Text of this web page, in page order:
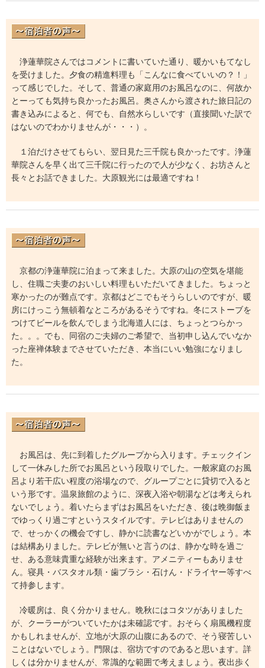
浄蓮華院さんではコメントに書いていた通り、暖かいもてなし
を受けました。夕食の精進料理も「こんなに食べていいの？！」
って感じでした。そして、普通の家庭用のお風呂なのに、何故か
とーっても気持ち良かったお風呂。奥さんから渡された旅日記の
書き込みによると、何でも、自然水らしいです（直接聞いた訳で
はないのでわかりませんが・・・）。
１泊だけさせてもらい、翌日見た三千院も良かったです。浄蓮
華院さんを早く出て三千院に行ったので人が少なく、お坊さんと
長々とお話できました。大原観光には最適ですね！
京都の浄蓮華院に泊まって来ました。大原の山の空気を堪能
し、住職ご夫妻のおいしい料理もいただいてきました。ちょっと
寒かったのが難点です。京都はどこでもそうらしいのですが、暖
房にけっこう無頓着なところがあるそうですね。冬にストーブを
つけてビールを飲んでしまう北海道人には、ちょっとつらかっ
た。。。でも、同宿のご夫婦のご希望で、当初申し込んでいなか
った座禅体験までさせていただき、本当にいい勉強になりまし
た。
お風呂は、先に到着したグループから入ります。チェックイン
して一休みした所でお風呂という段取りでした。一般家庭のお風
呂より若干広い程度の浴場なので、グループごとに貸切で入ると
いう形です。温泉旅館のように、深夜入浴や朝湯などは考えられ
ないでしょう。着いたらまずはお風呂をいただき、後は晩御飯ま
でゆっくり過ごすというスタイルです。テレビはありませんの
で、せっかくの機会ですし、静かに読書などいかがでしょう。本
は結構ありました。テレビが無いと言うのは、静かな時を過ご
せ、ある意味貴重な経験が出来ます。アメニティーもありませ
ん。寝具・バスタオル類・歯ブラシ・石けん・ドライヤー等すべ
て持参します。
冷暖房は、良く分かりません。晩秋にはコタツがありました
が、クーラーがついていたかは未確認です。おそらく扇風機程度
かもしれませんが、立地が大原の山腹にあるので、そう寝苦しい
ことはないでしょう。門限は、宿坊ですのであると思います。詳
しくは分かりませんが、常識的な範囲で考えましょう。夜出歩く